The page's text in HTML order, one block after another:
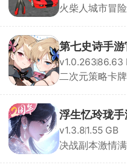
火柴人城市冒
第七史诗手游
v1.0.26386.63
二次元策略卡
浮生忆玲珑手
v1.3.81.55 GB
决战副本激情